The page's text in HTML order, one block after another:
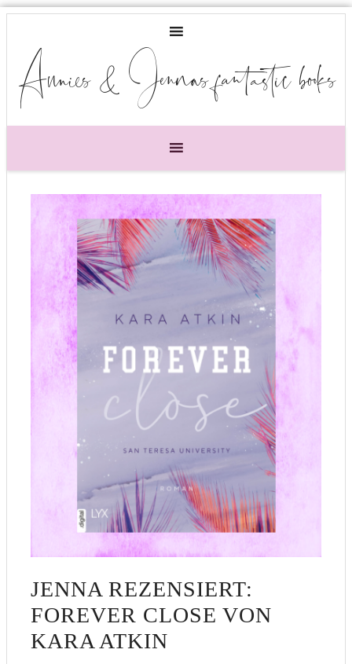
Annies & Jennas fantastic books
JENNA REZENSIERT:
FOREVER CLOSE VON
KARA ATKIN